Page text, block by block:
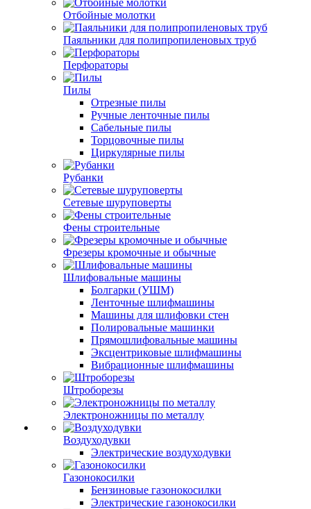
Отбойные молотки
Паяльники для полипропиленовых труб
Перфораторы
Пилы
Отрезные пилы
Ручные ленточные пилы
Сабельные пилы
Торцовочные пилы
Циркулярные пилы
Рубанки
Сетевые шуруповерты
Фены строительные
Фрезеры кромочные и обычные
Шлифовальные машины
Болгарки (УШМ)
Ленточные шлифмашины
Машины для шлифовки стен
Полировальные машинки
Прямошлифовальные машины
Эксцентриковые шлифмашины
Вибрационные шлифмашины
Штроборезы
Электроножницы по металлу
Воздуходувки
Электрические воздуходувки
Газонокосилки
Бензиновые газонокосилки
Электрические газонокосилки